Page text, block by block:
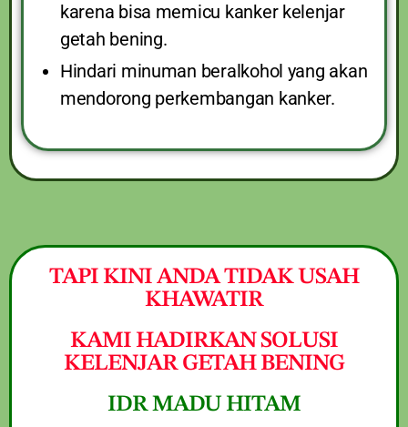
karena bisa memicu kanker kelenjar
getah bening.
Hindari minuman beralkohol yang akan
mendorong perkembangan kanker.
TAPI KINI ANDA TIDAK USAH
KHAWATIR
KAMI HADIRKAN SOLUSI
KELENJAR GETAH BENING
IDR MADU HITAM